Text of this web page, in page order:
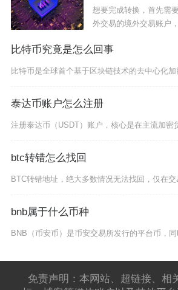
想要完成转换，首先需
外交易的境外交易账户
比特币究竟是怎么回事
泰达币账户怎么注册
btc转错怎么找回
bnb属于什么币种
免责声明：本网站、超链接、相